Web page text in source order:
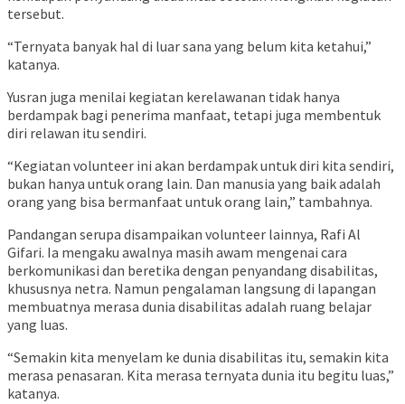
tersebut.
“Ternyata banyak hal di luar sana yang belum kita ketahui,”
katanya.
Yusran juga menilai kegiatan kerelawanan tidak hanya
berdampak bagi penerima manfaat, tetapi juga membentuk
diri relawan itu sendiri.
“Kegiatan volunteer ini akan berdampak untuk diri kita sendiri,
bukan hanya untuk orang lain. Dan manusia yang baik adalah
orang yang bisa bermanfaat untuk orang lain,” tambahnya.
Pandangan serupa disampaikan volunteer lainnya, Rafi Al
Gifari. Ia mengaku awalnya masih awam mengenai cara
berkomunikasi dan beretika dengan penyandang disabilitas,
khususnya netra. Namun pengalaman langsung di lapangan
membuatnya merasa dunia disabilitas adalah ruang belajar
yang luas.
“Semakin kita menyelam ke dunia disabilitas itu, semakin kita
merasa penasaran. Kita merasa ternyata dunia itu begitu luas,”
katanya.